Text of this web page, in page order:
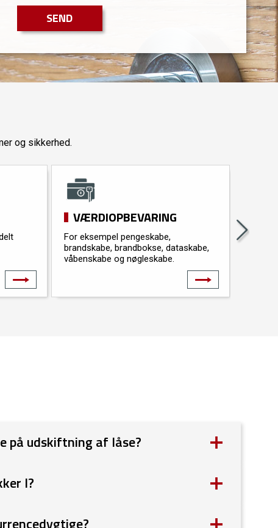
og sikkerhed.
VÆRDIOPBEVARING
For eksempel pengeskabe,
brandskabe, brandbokse, dataskabe,
våbenskabe og nøgleskabe.
Mange
på udskiftning af låse?
I?